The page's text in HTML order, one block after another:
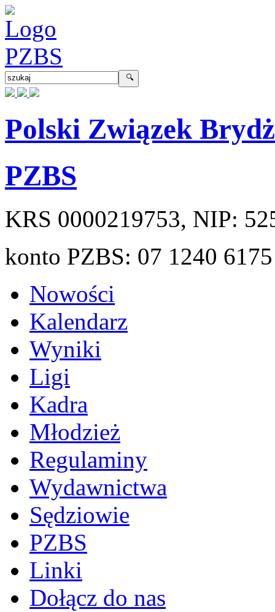
Polski Związek
PZBS
KRS 0000219753, NIP:
konto PZBS: 07 1240
Nowości
Kalendarz
Wyniki
Ligi
Kadra
Młodzież
Regulaminy
Wydawnictwa
Sędziowie
PZBS
Linki
Dołącz do nas